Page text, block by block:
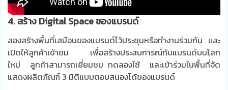
4. สร้าง Digital Space ของแบรนด์
ลองสร้างพื้นที่เสมือนของแบรนด์ไว้ประชุมหรือทำงานร่วมกัน และ
เปิดให้ลูกค้าเข้าชม เพื่อสร้างประสบการณ์กับแบรนด์บนโลก
ใหม่ ลูกค้าสามารถเยี่ยมชม ทดลองใช้ และเข้าร่วมในพื้นที่จัด
แสดงผลิตภัณฑ์ 3 มิติแบบตอบสนองได้ของแบรนด์